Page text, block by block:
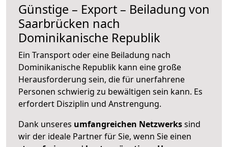
Günstige – Export – Beiladung von
Saarbrücken nach
Dominikanische Republik
Ein Transport oder eine Beiladung nach
Dominikanische Republik kann eine große
Herausforderung sein, die für unerfahrene
Personen schwierig zu bewältigen sein kann. Es
erfordert Disziplin und Anstrengung.
Dank unseres umfangreichen Netzwerkssind
wir der ideale Partner für Sie, wenn Sie einen